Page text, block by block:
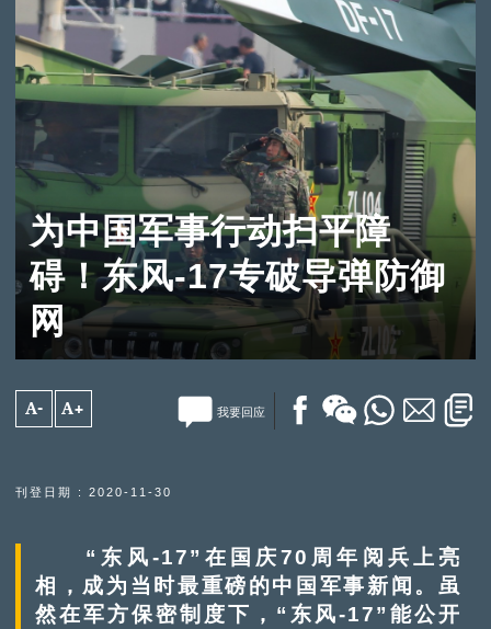
为中国军事行动扫平障
碍！东风-17专破导弹防御
网
A- A+ 我要回应
刊登日期 : 2020-11-30
“东风-17”在国庆70周年阅兵上亮
相，成为当时最重磅的中国军事新闻。虽
然在军方保密制度下，“东风-17”能公开